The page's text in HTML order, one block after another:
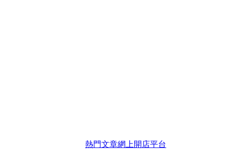
熱門文章網上開店平台